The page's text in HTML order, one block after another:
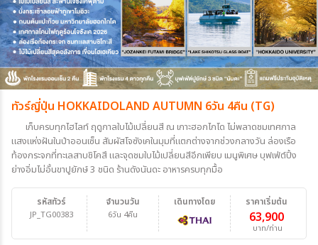
ทัวร์ญี่ปุ่น HOKKAIDOLAND AUTUMN 6วัน 4คืน (TG)
เก็บครบทุกไฮไลท์ ฤดูกาลใบไม้เปลี่ยนสี ณ เกาะฮอกไกโด ไม่พลาดชมเทศกาล
แสงแห่งฝันในป่าออนเซ็น สัมผัสโจซังเคในมุมที่แตกต่างจากช่วงกลางวัน ล่องเรือ
ท้องกระจกที่ทะเลสาบชิโคสึ และจุดชมใบไม้เปลี่ยนสีอีกเพียบ เมนูพิเศษ บุฟเฟ่ต์ปิ้ง
ย่างอิ่มไม่อั้นขาปูยักษ์ 3 ชนิด ร้านดังนันดะ อาหารครบทุกมื้อ
รหัสทัวร์
JP_TG00383
จำนวนวัน
6วัน 4คืน
ราคาเริ่มต้น
63,900
บาท/ท่าน
เดินทางโดย